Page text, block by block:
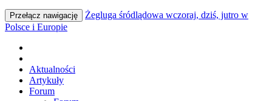
Przełącz nawigację
Żegluga śródlądowa wczoraj, dziś, jutro w
Polsce i Europie
Aktualności
Artykuły
Forum